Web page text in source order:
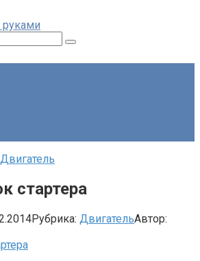
Двигатель
стартера
Рубрика: ДвигательАвтор: